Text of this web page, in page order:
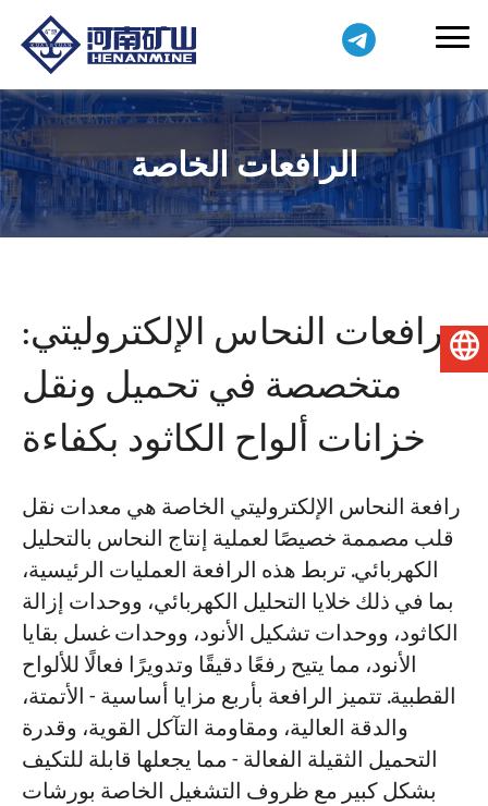
الرافعات الخاصة
رافعات النحاس الإلكتروليتي:
متخصصة في تحميل ونقل
خزانات ألواح الكاثود بكفاءة
رافعة النحاس الإلكتروليتي الخاصة هي معدات نقل
قلب مصممة خصيصًا لعملية إنتاج النحاس بالتحليل
الكهربائي. تربط هذه الرافعة العمليات الرئيسية،
بما في ذلك خلايا التحليل الكهربائي، ووحدات إزالة
الكاثود، ووحدات تشكيل الأنود، ووحدات غسل بقايا
الأنود، مما يتيح رفعًا دقيقًا وتدويرًا فعالًا للألواح
القطبية. تتميز الرافعة بأربع مزايا أساسية - الأتمتة،
والدقة العالية، ومقاومة التآكل القوية، وقدرة
التحميل الثقيلة الفعالة - مما يجعلها قابلة للتكيف
بشكل كبير مع ظروف التشغيل الخاصة بورشات
العربية